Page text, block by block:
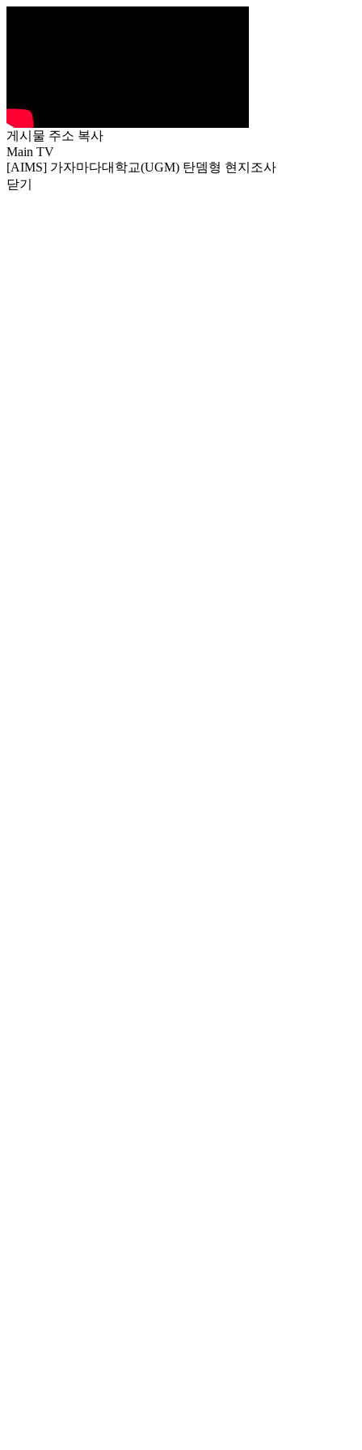
게시물 주소 복사
Main TV
[AIMS] 가자마다대학교(UGM) 탄뎀형 현지조사
닫기